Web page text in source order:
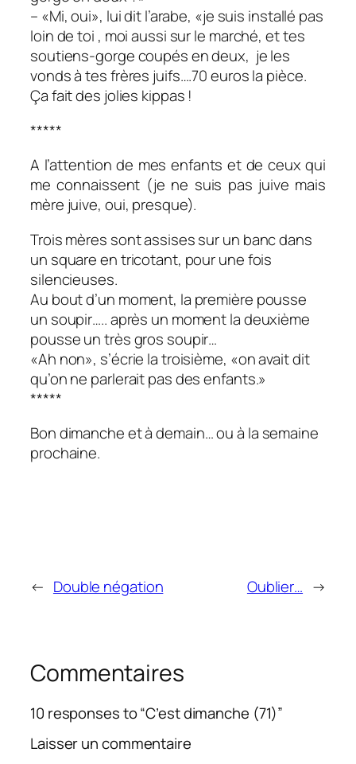
– «Mi, oui», lui dit l’arabe, «je suis installé pas
loin de toi , moi aussi sur le marché, et tes
soutiens-gorge coupés en deux, je les
vonds à tes frères juifs….70 euros la pièce.
Ça fait des jolies kippas !
*****
A l’attention de mes enfants et de ceux qui
me connaissent (je ne suis pas juive mais
mère juive, oui, presque).
Trois mères sont assises sur un banc dans
un square en tricotant, pour une fois
silencieuses.
Au bout d’un moment, la première pousse
un soupir….. après un moment la deuxième
pousse un très gros soupir…
«Ah non», s’écrie la troisième, «on avait dit
qu’on ne parlerait pas des enfants.»
*****
Bon dimanche et à demain… ou à la semaine
prochaine.
← Double négation Oublier… →
Commentaires
10 responses to “C’est dimanche (71)”
Laisser un commentaire